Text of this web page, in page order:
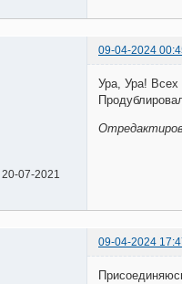
09-04-2024
20-07-2021
Ура, Ура!
09-04-2024